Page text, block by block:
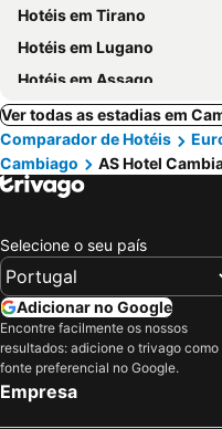
Hotéis em Tirano
Hotéis em Lugano
Hotéis em Assago
Ver todas as estadias em
Comparador de Hotéis
Cambiago
AS Hotel
Selecione o seu país
Adicionar no Google
Encontre facilmente os nossos
resultados: adicione o trivago como
fonte preferencial no Google.
Empresa